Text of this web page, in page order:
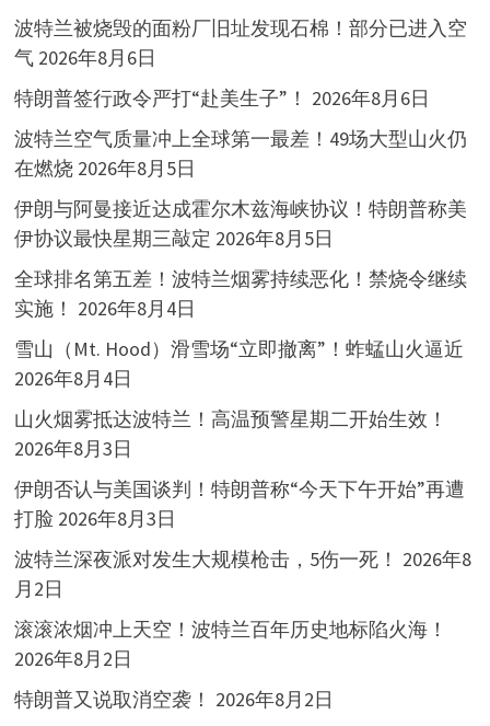
波特兰被烧毁的面粉厂旧址发现石棉！部分已进入空
气 2026年8月6日
特朗普签行政令严打“赴美生子”！ 2026年8月6日
波特兰空气质量冲上全球第一最差！49场大型山火仍
在燃烧 2026年8月5日
伊朗与阿曼接近达成霍尔木兹海峡协议！特朗普称美
伊协议最快星期三敲定 2026年8月5日
全球排名第五差！波特兰烟雾持续恶化！禁烧令继续
实施！ 2026年8月4日
雪山（Mt. Hood）滑雪场“立即撤离”！蚱蜢山火逼近
2026年8月4日
山火烟雾抵达波特兰！高温预警星期二开始生效！
2026年8月3日
伊朗否认与美国谈判！特朗普称“今天下午开始”再遭
打脸 2026年8月3日
波特兰深夜派对发生大规模枪击，5伤一死！ 2026年8
月2日
滚滚浓烟冲上天空！波特兰百年历史地标陷火海！
2026年8月2日
特朗普又说取消空袭！ 2026年8月2日